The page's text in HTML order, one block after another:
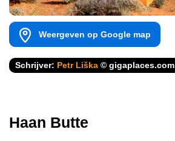
Weergeven op Google map
Schrijver: Petr Liška © gigaplaces.com
Haan Butte